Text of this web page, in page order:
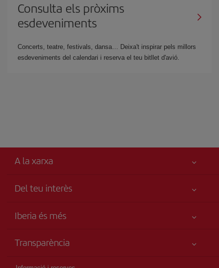
Consulta els pròxims
esdeveniments
Concerts, teatre, festivals, dansa… Deixa't inspirar pels millors
esdeveniments del calendari i reserva el teu bitllet d'avió.
A la xarxa
Del teu interès
La teva seguretat és el més importat
Iberia és més
Grup Iberia
Web per agències
Transparència